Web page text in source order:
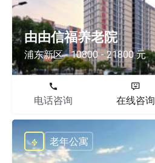
由由信福养老院
浦东新区 10800 - 21800 元
电话咨询 在线咨询
老年公寓